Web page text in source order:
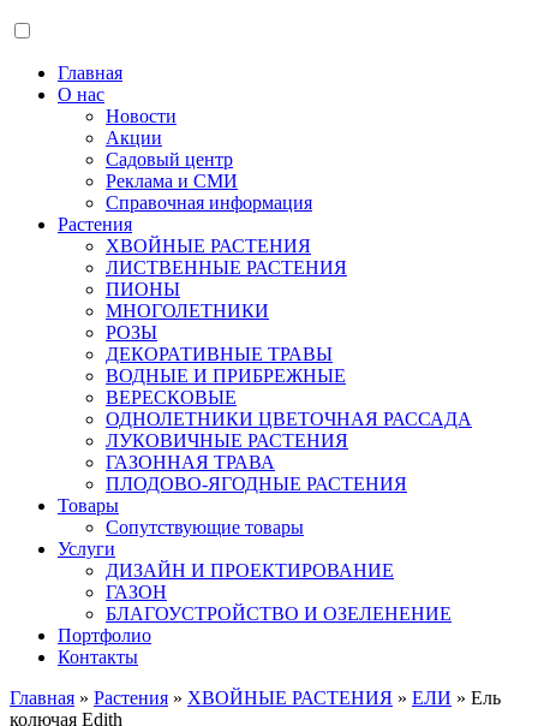
Главная
О нас
Новости
Акции
Садовый центр
Реклама и СМИ
Справочная информация
Растения
ХВОЙНЫЕ РАСТЕНИЯ
ЛИСТВЕННЫЕ РАСТЕНИЯ
ПИОНЫ
МНОГОЛЕТНИКИ
РОЗЫ
ДЕКОРАТИВНЫЕ ТРАВЫ
ВОДНЫЕ И ПРИБРЕЖНЫЕ
ВЕРЕСКОВЫЕ
ОДНОЛЕТНИКИ ЦВЕТОЧНАЯ РАССАДА
ЛУКОВИЧНЫЕ РАСТЕНИЯ
ГАЗОННАЯ ТРАВА
ПЛОДОВО-ЯГОДНЫЕ РАСТЕНИЯ
Товары
Сопутствующие товары
Услуги
ДИЗАЙН И ПРОЕКТИРОВАНИЕ
ГАЗОН
БЛАГОУСТРОЙСТВО И ОЗЕЛЕНЕНИЕ
Портфолио
Контакты
Главная » Растения » ХВОЙНЫЕ РАСТЕНИЯ » ЕЛИ » Ель
колючая Edith